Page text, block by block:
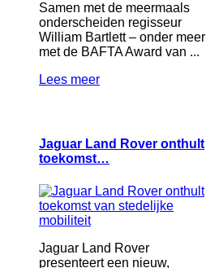
Samen met de meermaals
onderscheiden regisseur
William Bartlett – onder meer
met de BAFTA Award van ...
Lees meer
Jaguar Land Rover onthult
toekomst…
Jaguar Land Rover
presenteert een nieuw,